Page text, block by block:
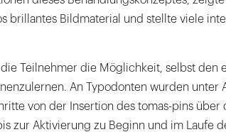
brillantes Bildmaterial und stellte viele
Teilnehmer die Möglichkeit, selbst den
An Typodonten wurden unter
von der Insertion des tomas-pins über
zur Aktivierung zu Beginn und im Laufe